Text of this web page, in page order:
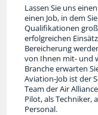
Lassen Sie uns
einen Job, in dem
Qualifikationen
erfolgreichen
Bereicherung
von Ihnen mit- und
Branche erwarten
Aviation-Job ist der
Team der Air
Pilot, als Techniker,
Personal.